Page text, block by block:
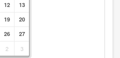
12
13
19
20
26
27
2 3